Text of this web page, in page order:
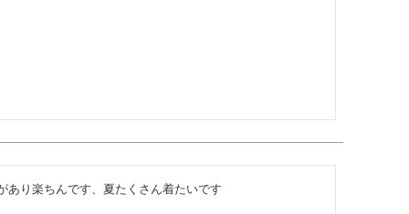
あり楽ちんです、夏たくさん着たいです